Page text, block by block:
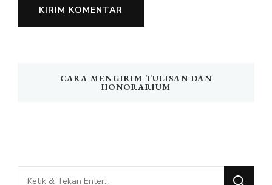
CARA MENGIRIM TULISAN DAN
HONORARIUM
Mencari